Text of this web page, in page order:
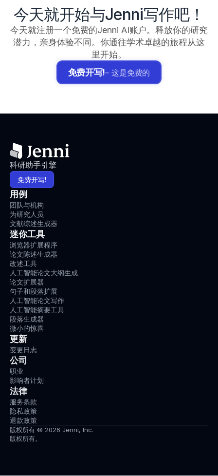
今天就开始与Jenni写作吧！
今天就注册一个免费的Jenni AI账户。释放你的研究
潜力，亲身体验不同。你通往学术卓越的旅程从这
里开始。
免费开写!– 这是免费的
科研助手引擎
免费开写!
用例
团队与机构
为研究人员
文献综述生成器
迷你工具
浏览器扩展程序
论文陈述生成器
改述工具
人工智能论文大纲生成
论文扩展器
句子和段落扩展
人工智能论文写作
人工智能摘要工具
段落生成器
微小的惊喜
更新
变更日志
公司
职业
影响者计划
法律
服务条款
隐私政策
退款政策
版权所有 © 2026 Jenni, Inc.
版权所有。